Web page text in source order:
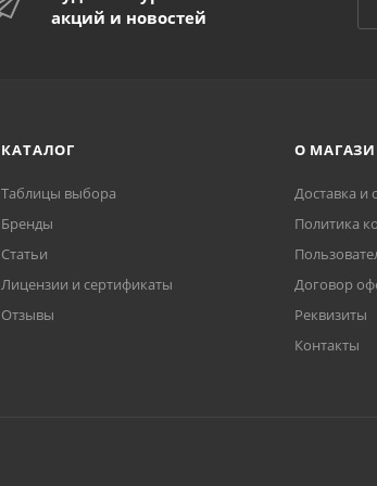
акций и новостей
КАТАЛОГ
Таблицы выбора
Бренды
Статьи
Лицензии и сертификаты
Отзывы
О
Доставка и
Политика
Договор
Реквизиты
Контакты